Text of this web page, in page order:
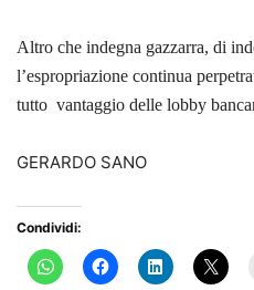
Altro che indegna gazzarra, di
l’espropriazione continua
tutto vantaggio delle lobby
GERARDO SANO
Condividi: